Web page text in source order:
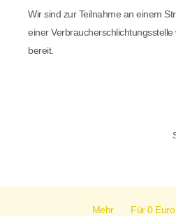
Wir sind zur Teilnahme an einem
einer
bereit.
Mehr
Für 0 Euro